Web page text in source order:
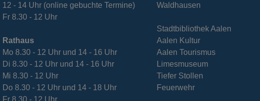
12 - 14 Uhr (online gebuchte Termine)
Fr 8.30 - 12 Uhr
Rathaus
Mo 8.30 - 12 Uhr und 14 - 16 Uhr
Di 8.30 - 12 Uhr und 14 - 16 Uhr
Mi 8.30 - 12 Uhr
Do 8.30 - 12 Uhr und 14 - 18 Uhr
Fr 8.30 - 12 Uhr
Waldhausen
Stadtbibliothek Aalen
Aalen Kultur
Aalen Tourismus
Limesmuseum
Tiefer Stollen
Feuerwehr